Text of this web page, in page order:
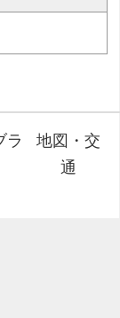
ラ
地図・交
通